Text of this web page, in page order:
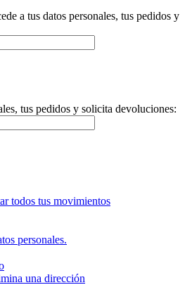
a tus datos personales, tus pedidos y
tus pedidos y solicita devoluciones:
todos tus movimientos
personales.
una dirección